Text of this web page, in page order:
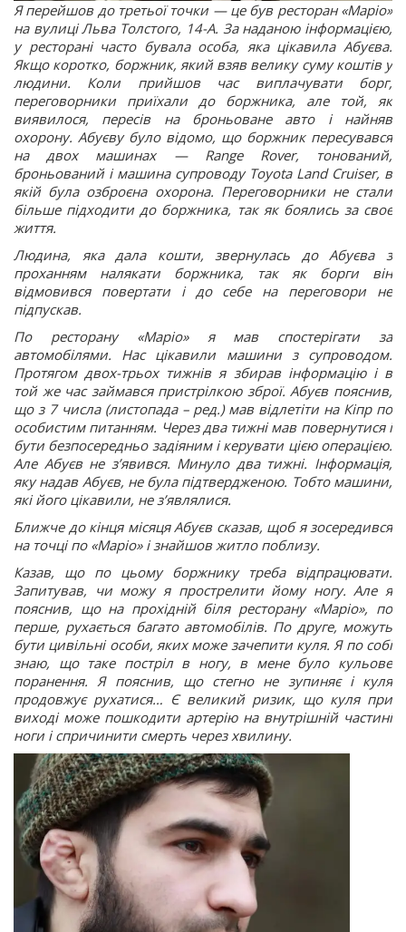
Я перейшов до третьої точки — це був ресторан «Маріо»
на вулиці Льва Толстого, 14-А. За наданою інформацією,
у ресторані часто бувала особа, яка цікавила Абуєва.
Якщо коротко, боржник, який взяв велику суму коштів у
людини. Коли прийшов час виплачувати борг,
переговорники приїхали до боржника, але той, як
виявилося, пересів на броньоване авто і найняв
охорону. Абуєву було відомо, що боржник пересувався
на двох машинах — Range Rover, тонований,
броньований і машина супроводу Toyota Land Cruiser, в
якій була озброєна охорона. Переговорники не стали
більше підходити до боржника, так як боялись за своє
життя.
Людина, яка дала кошти, звернулась до Абуєва з
проханням налякати боржника, так як борги він
відмовився повертати і до себе на переговори не
підпускав.
По ресторану «Маріо» я мав спостерігати за
автомобілями. Нас цікавили машини з супроводом.
Протягом двох-трьох тижнів я збирав інформацію і в
той же час займався пристрілкою зброї. Абуєв пояснив,
що з 7 числа (листопада – ред.) мав відлетіти на Кіпр по
особистим питанням. Через два тижні мав повернутися і
бути безпосередньо задіяним і керувати цією операцією.
Але Абуєв не зʼявився. Минуло два тижні. Інформація,
яку надав Абуєв, не була підтвердженою. Тобто машини,
які його цікавили, не зʼявлялися.
Ближче до кінця місяця Абуєв сказав, щоб я зосередився
на точці по «Маріо» і знайшов житло поблизу.
Казав, що по цьому боржнику треба відпрацювати.
Запитував, чи можу я прострелити йому ногу. Але я
пояснив, що на прохідній біля ресторану «Маріо», по
перше, рухається багато автомобілів. По друге, можуть
бути цивільні особи, яких може зачепити куля. Я по собі
знаю, що таке постріл в ногу, в мене було кульове
поранення. Я пояснив, що стегно не зупиняє і куля
продовжує рухатися… Є великий ризик, що куля при
виході може пошкодити артерію на внутрішній частині
ноги і спричинити смерть через хвилину.